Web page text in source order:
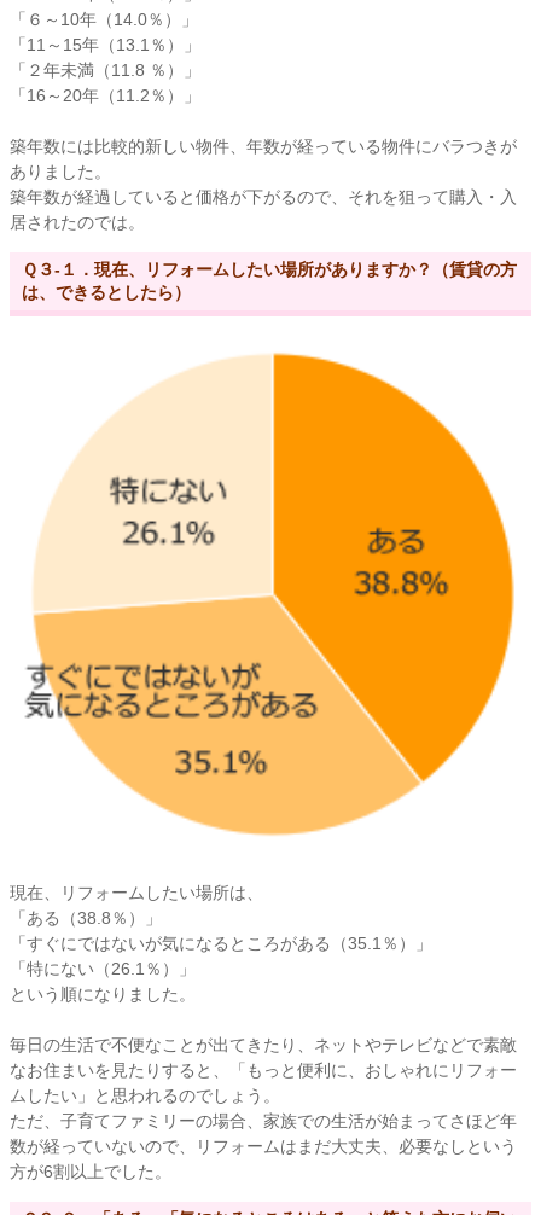
「６～10年（14.0％）」
「11～15年（13.1％）」
「２年未満（11.8 ％）」
「16～20年（11.2％）」
築年数には比較的新しい物件、年数が経っている物件にバラつきが
ありました。
築年数が経過していると価格が下がるので、それを狙って購入・入
居されたのでは。
Ｑ３-１．現在、リフォームしたい場所がありますか？（賃貸の方
は、できるとしたら）
現在、リフォームしたい場所は、
「ある（38.8％）」
「すぐにではないが気になるところがある（35.1％）」
「特にない（26.1％）」
という順になりました。
毎日の生活で不便なことが出てきたり、ネットやテレビなどで素敵
なお住まいを見たりすると、「もっと便利に、おしゃれにリフォー
ムしたい」と思われるのでしょう。
ただ、子育てファミリーの場合、家族での生活が始まってさほど年
数が経っていないので、リフォームはまだ大丈夫、必要なしという
方が6割以上でした。